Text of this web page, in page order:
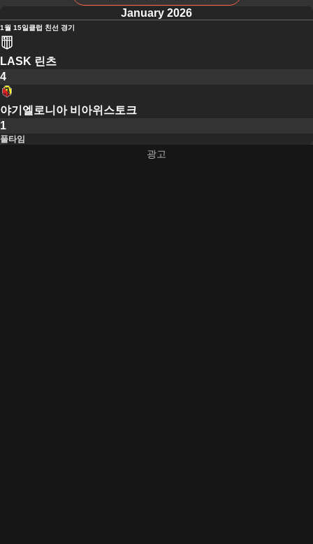
January 2026
1월 15일클럽 친선 경기
LASK 린츠
4
야기엘로니아 비아위스토크
1
풀타임